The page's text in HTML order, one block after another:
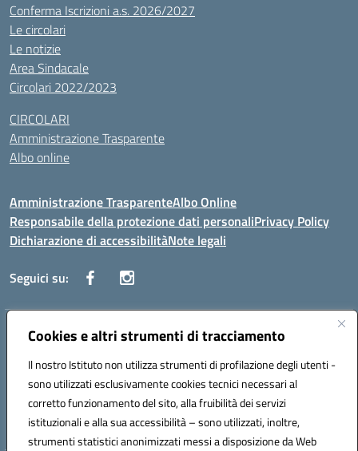
Cookies e altri strumenti di tracciamento
Il nostro Istituto non utilizza strumenti di profilazione degli utenti -
sono utilizzati esclusivamente cookies tecnici necessari al
corretto funzionamento del sito, alla fruibilità dei servizi
istituzionali e alla sua accessibilità – sono utilizzati, inoltre,
strumenti statistici anonimizzati messi a disposizione da Web
Conferma Iscrizioni a.s. 2026/2027
Le circolari
Le notizie
Area Sindacale
Circolari 2022/2023
CIRCOLARI
Amministrazione Trasparente
Albo online
Amministrazione TrasparenteAlbo Online
Responsabile della protezione dati personaliPrivacy Policy
Dichiarazione di accessibilitàNote legali
Seguici su:
Indirizzo:Corso Vittorio Emanuele, 27 90133 - Palermo
Posta elettronica certificata (PEC):pais03600r@pec.istruzione.it
Codice fiscale: 97308550827
Codice meccanografico: PAIS03600R